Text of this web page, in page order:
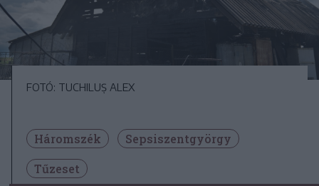
FOTÓ: TUCHILUȘ ALEX
Háromszék
Sepsiszentgyörgy
Tűzeset